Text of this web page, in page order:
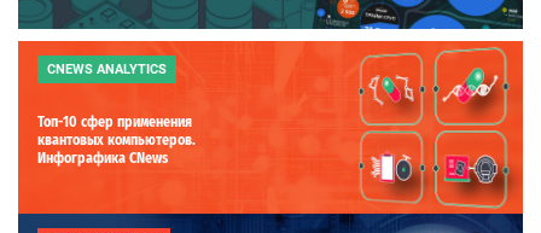
CNEWS ANALYTICS
Топ-10 сфер применения
квантовых компьютеров.
Инфографика CNews